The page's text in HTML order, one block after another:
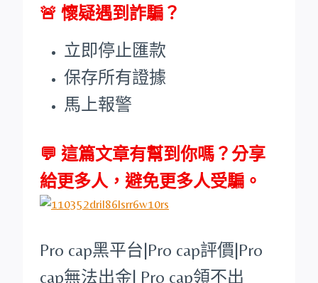
🚨 懷疑遇到詐騙？
立即停止匯款
保存所有證據
馬上報警
💬 這篇文章有幫到你嗎？分享
給更多人，避免更多人受騙。
Pro cap黑平台|Pro cap評價|Pro
cap無法出金| Pro cap領不出